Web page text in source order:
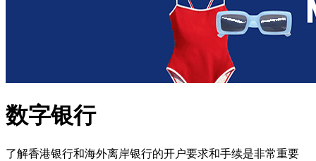
数字银行
了解香港银行和海外离岸银行的开户要求和手续是非常重要